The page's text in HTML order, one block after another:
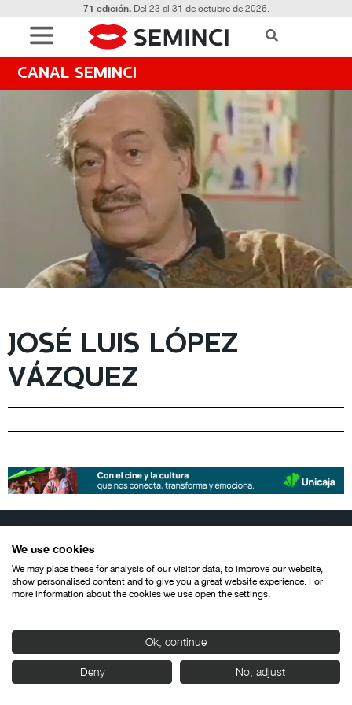
71 edición.Del 23 al 31 de octubre de 2026.
CANAL SEMINCI
JOSÉ LUIS LÓPEZ
VÁZQUEZ
Política de cookies
Todos los derechos reservados
We use cookies
We may place these for analysis of our visitor data, to improve our website,
show personalised content and to give you a great website experience. For
more information about the cookies we use open the settings.
Ok, continue
Deny No, adjust